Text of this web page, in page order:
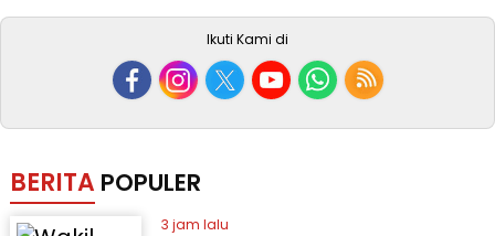
Ikuti Kami di
BERITA POPULER
3 jam lalu